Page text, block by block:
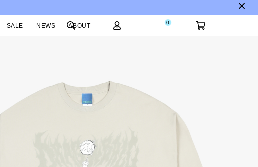
SALE NEWS ABOUT 0